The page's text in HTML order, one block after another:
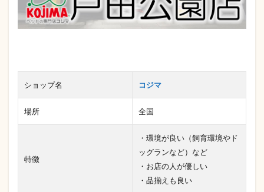
ショップ名 コジマ
場所 全国
特徴
・環境が良い（飼育環境やド
ッグランなど）など
・お店の人が優しい
・品揃えも良い